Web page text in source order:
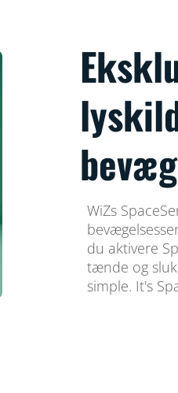
WiZs
du aktivere
tænde og
simple. It's